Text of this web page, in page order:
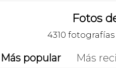
Fotos
4310
Más popular Más